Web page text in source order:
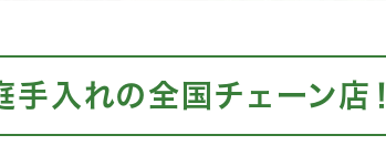
入れの全国チェーン店！